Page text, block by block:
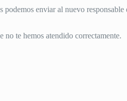
enviar al nuevo responsable
no te hemos atendido correctamente.